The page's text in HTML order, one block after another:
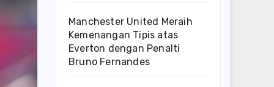
Manchester United Meraih
Kemenangan Tipis atas
Everton dengan Penalti
Bruno Fernandes